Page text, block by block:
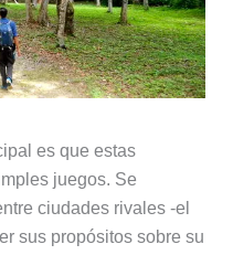
es que estas
juegos. Se
ciudades rivales -el
sus propósitos sobre su